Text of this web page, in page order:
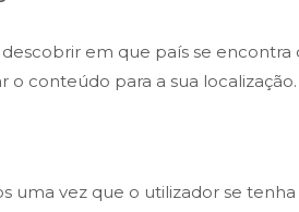
descobrir em que país se
o conteúdo para a sua localização.
uma vez que o utilizador se